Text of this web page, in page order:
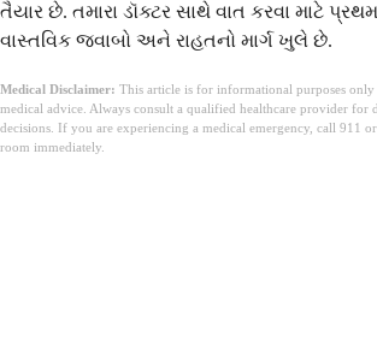
તૈયાર છે. તમારા ડૉક્ટર સાથે વાત કરવા માટે
વાસ્તવિક જવાબો અને રાહતનો માર્ગ ખુલે છે.
Medical Disclaimer: This article is for informational purposes only
medical advice. Always consult a qualified healthcare provider for
decisions. If you are experiencing a medical emergency, call 911
room immediately.